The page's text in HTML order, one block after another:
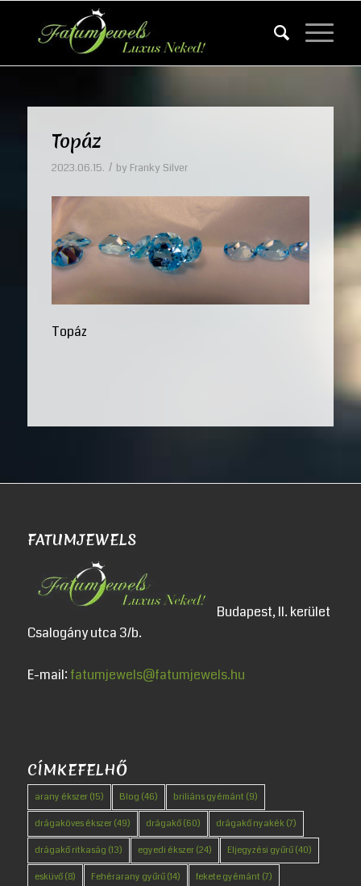
Topáz
2023.06.15. / by Franky Silver
Topáz
FATUMJEWELS
Budapest, II. kerület
Csalogány utca 3/b.
E-mail: fatumjewels@fatumjewels.hu
CÍMKEFELHŐ
arany ékszer(15) Blog (46) briliáns gyémánt (9)
drágaköves ékszer(49) drágakő(60) drágakő nyakék(7)
drágakő ritkaság (13) egyedi ékszer(24) Eljegyzési gyűrű(40)
esküvő(8) Fehérarany gyűrű(14) fekete gyémánt (7)